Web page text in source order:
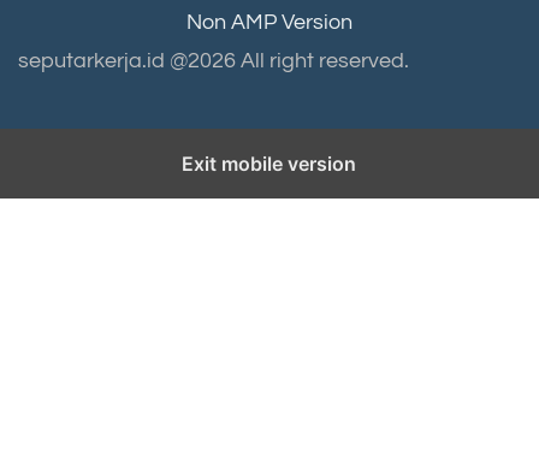
Non AMP Version
seputarkerja.id @2026 All right reserved.
Exit mobile version